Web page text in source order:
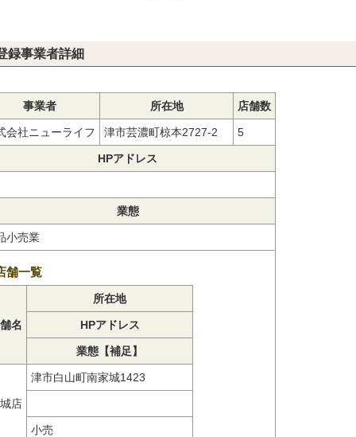
録事業者詳細
事業者 所在地 店舗数
会社ニューライフ 津市芸濃町椋本2727-2 5
HPアドレス
業態
小売業
舗一覧
名
所在地
HPアドレス
業態【補足】
店
津市白山町南家城1423
小売